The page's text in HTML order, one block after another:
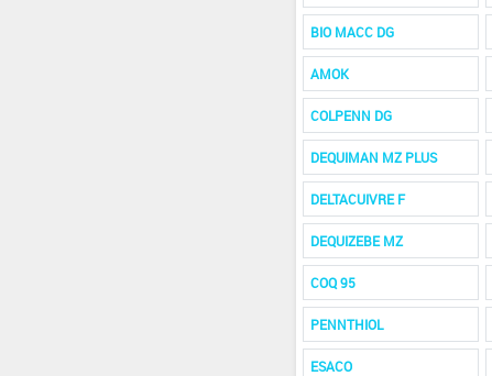
BIO MACC DG
AMOK
COLPENN DG
DEQUIMAN MZ PLUS
DELTACUIVRE F
DEQUIZEBE MZ
COQ 95
PENNTHIOL
ESACO